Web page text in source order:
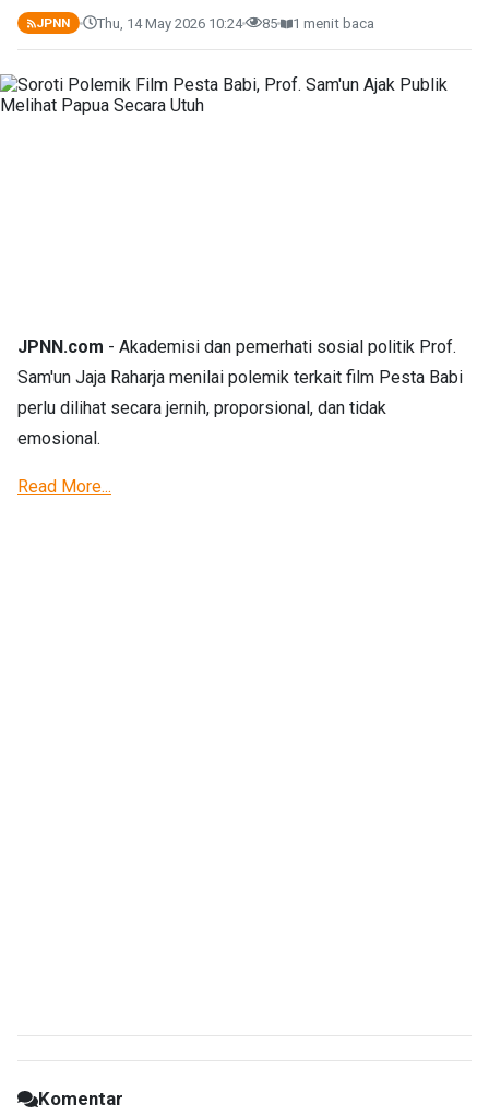
JPNN Thu, 14 May 2026 10:24 85 1 menit baca
JPNN.com - Akademisi dan pemerhati sosial politik Prof.
Sam'un Jaja Raharja menilai polemik terkait film Pesta Babi
perlu dilihat secara jernih, proporsional, dan tidak
emosional.
Read More...
Komentar